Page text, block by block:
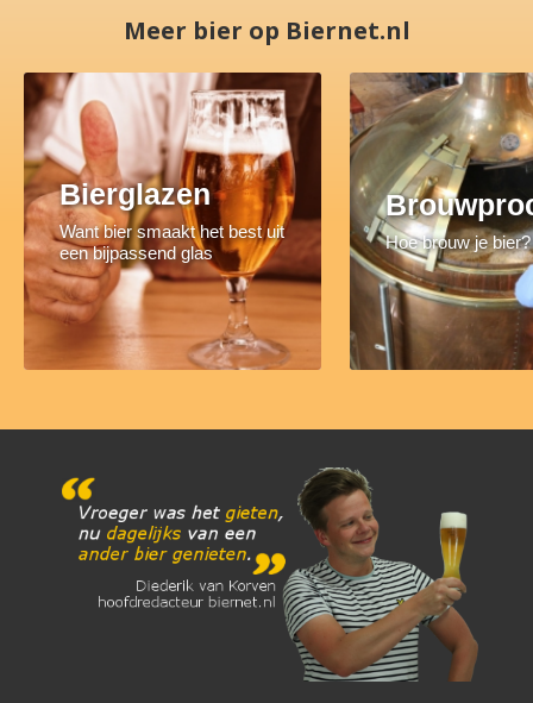
Meer bier op Biernet.nl
Bierglazen
Want bier smaakt het best uit
een bijpassend glas
Hoe brouw je bier?